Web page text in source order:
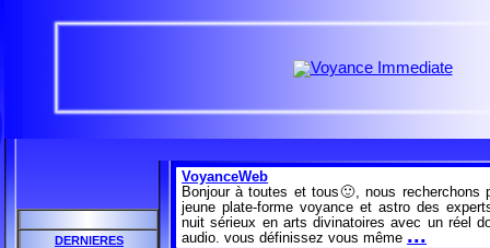
DERNIERES
VoyanceWeb
Bonjour à toutes et tous🙂, nous recherchons
jeune plate-forme voyance et astro des
nuit sérieux en arts divinatoires avec un réel
audio. vous définissez vous même ...